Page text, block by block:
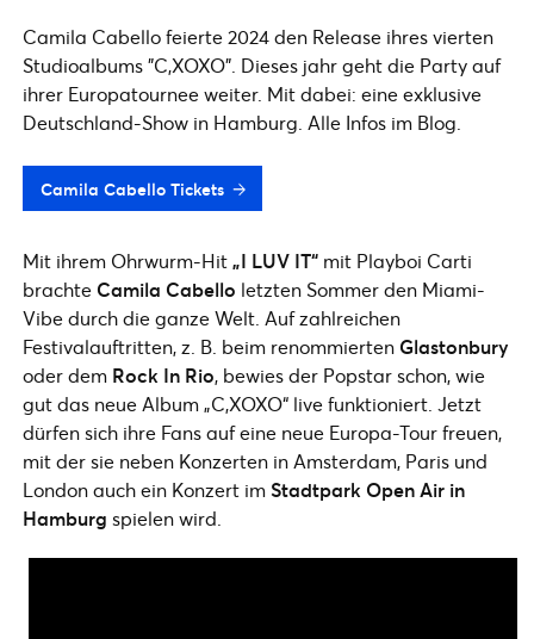
Camila Cabello feierte 2024 den Release ihres vierten
Studioalbums "C,XOXO". Dieses jahr geht die Party auf
ihrer Europatournee weiter. Mit dabei: eine exklusive
Deutschland-Show in Hamburg. Alle Infos im Blog.
Camila Cabello Tickets
Mit ihrem Ohrwurm-Hit„I LUV IT“ mit Playboi Carti
brachte Camila Cabello letzten Sommer den Miami-
Vibe durch die ganze Welt. Auf zahlreichen
Festivalauftritten, z. B. beim renommierten Glastonbury
oder dem Rock In Rio, bewies der Popstar schon, wie
gut das neue Album „C,XOXO“ live funktioniert. Jetzt
dürfen sich ihre Fans auf eine neue Europa-Tour freuen,
mit der sie neben Konzerten in Amsterdam, Paris und
London auch ein Konzert im Stadtpark Open Air in
Hamburg spielen wird.